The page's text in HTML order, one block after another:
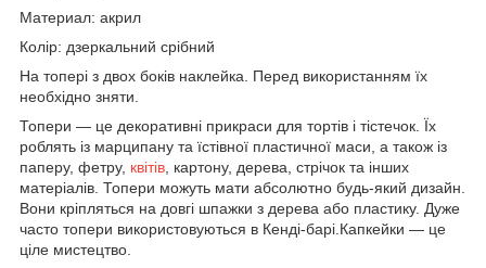
Материал: акрил
Колір: дзеркальний срібний
На топері з двох боків наклейка. Перед використанням їх
необхідно зняти.
Топери — це декоративні прикраси для тортів і тістечок. Їх
роблять із марципану та їстівної пластичної маси, а також із
паперу, фетру, квітів , картону, дерева, стрічок та інших
матеріалів. Топери можуть мати абсолютно будь-який дизайн.
Вони кріпляться на довгі шпажки з дерева або пластику. Дуже
часто топери використовуються в Кенді-барі.Капкейки — це
ціле мистецтво.